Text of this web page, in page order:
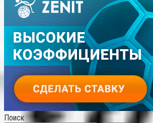
Поиск